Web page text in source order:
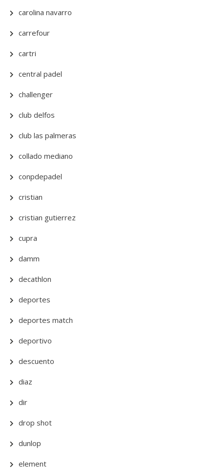
carolina navarro
carrefour
cartri
central padel
challenger
club delfos
club las palmeras
collado mediano
conpdepadel
cristian
cristian gutierrez
cupra
damm
decathlon
deportes
deportes match
deportivo
descuento
diaz
dir
drop shot
dunlop
element